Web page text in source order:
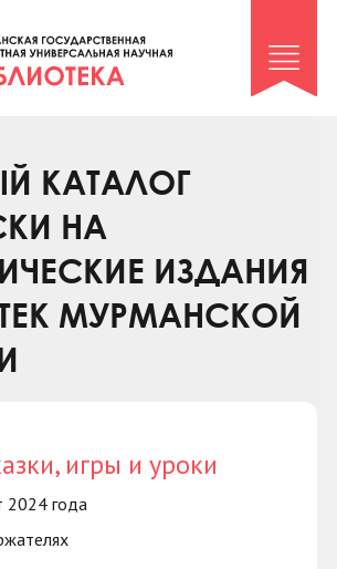
и сельдерей»
архив»
КАТАЛОГ
НА
ИЗДАНИЯ
МУРМАНСКОЙ
игры и уроки
2024 года